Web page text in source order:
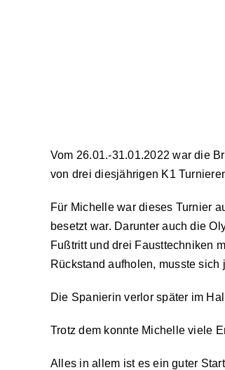
Vom 26.01.-31.01.2022 war die
von drei diesjährigen K1
Für Michelle war dieses Turnier
besetzt war. Darunter auch die
Fußtritt und drei Fausttechniken
Rückstand aufholen, musste
Die Spanierin verlor später im
Trotz dem konnte Michelle viele
Alles in allem ist es ein guter